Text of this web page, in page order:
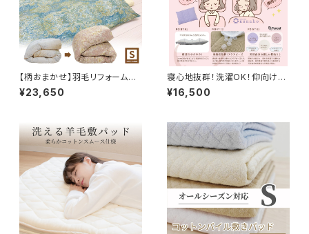
【柄おまかせ】羽毛リフォームS 1
50×210cm TTC 立体キルト
補充羽毛WDD85％
¥23,650
寝心地抜群！洗濯OK！仰向けで
も、横向き寝でも！高さも柔らか
さも【ちょうどいい寝まくら】（43
アクアビーズ
¥16,500